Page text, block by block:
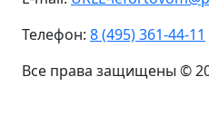
Телефон: 8 (495) 361-44-11
Все права защищены ©